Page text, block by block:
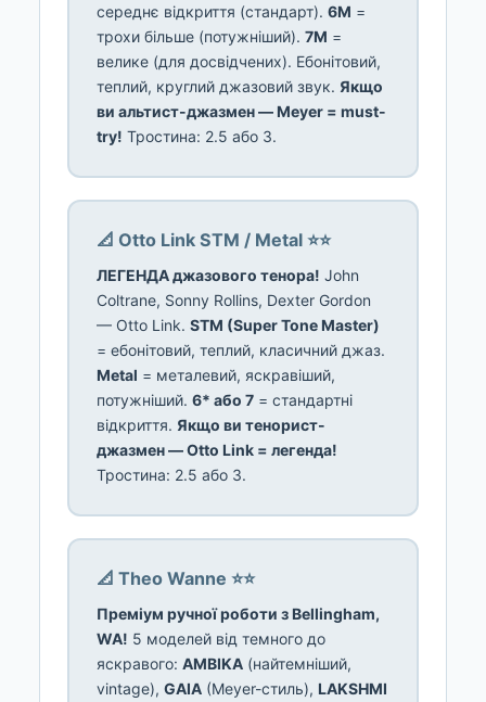
середнє відкриття (стандарт). 6M =
трохи більше (потужніший). 7M =
велике (для досвідчених). Ебонітовий,
теплий, круглий джазовий звук. Якщо
ви альтист-джазмен — Meyer = must-
try! Тростина: 2.5 або 3.
📐 Otto Link STM / Metal ⭐⭐
ЛЕГЕНДА джазового тенора! John
Coltrane, Sonny Rollins, Dexter Gordon
— Otto Link. STM (Super Tone Master)
= ебонітовий, теплий, класичний джаз.
Metal = металевий, яскравіший,
потужніший. 6* або 7 = стандартні
відкриття. Якщо ви тенорист-
джазмен — Otto Link = легенда!
Тростина: 2.5 або 3.
📐 Theo Wanne ⭐⭐
Преміум ручної роботи з Bellingham,
WA! 5 моделей від темного до
яскравого: AMBIKA (найтемніший,
vintage), GAIA (Meyer-стиль), LAKSHMI